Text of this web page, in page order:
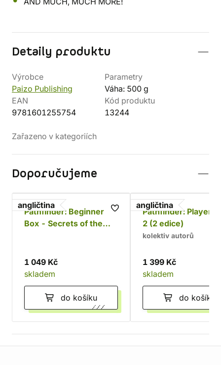
Detaily produktu
Výrobce
Paizo Publishing
Parametry
Váha: 500 g
EAN
9781601255754
Kód produktu
13244
Zařazeno v kategoriích
Doporučujeme
angličtina
Pathfinder: Beginner
Box - Secrets of the
1 049 Kč
skladem
do košíku
angličtina
Pathfinder: Player
2 (2 edice)
kolektiv autorů
1 399 Kč
skladem
do košíku